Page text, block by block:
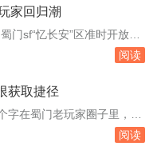
度和私服本身的更新频率几
这种视野增强工具，哪怕官
一批，私服里照样流通着。
家回归潮
门sf“忆长安”区准时开放。
天就突破了八千，但真正让
频道里有人刷屏喊“进不
城门口早已密密麻麻站满了
桩旁刷出金色伤害数字的速
阅读
获取捷径
字在蜀门老玩家圈子里，隔
。有人发帖卖教程，有人晒
阅读